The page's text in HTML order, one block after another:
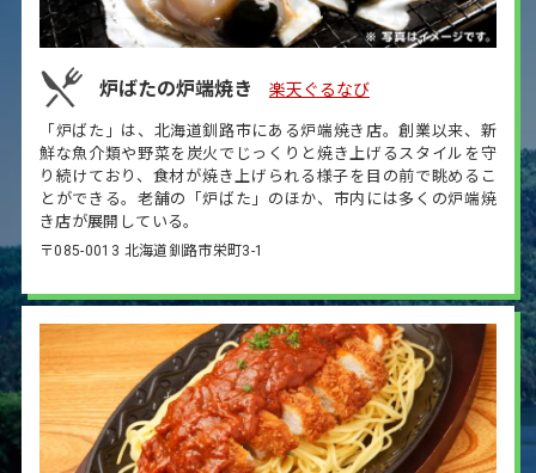
炉ばたの炉端焼き 楽天ぐるなび
「炉ばた」は、北海道釧路市にある炉端焼き店。創業以来、新
鮮な魚介類や野菜を炭火でじっくりと焼き上げるスタイルを守
り続けており、食材が焼き上げられる様子を目の前で眺めるこ
とができる。老舗の「炉ばた」のほか、市内には多くの炉端焼
き店が展開している。
〒085-0013 北海道釧路市栄町3-1